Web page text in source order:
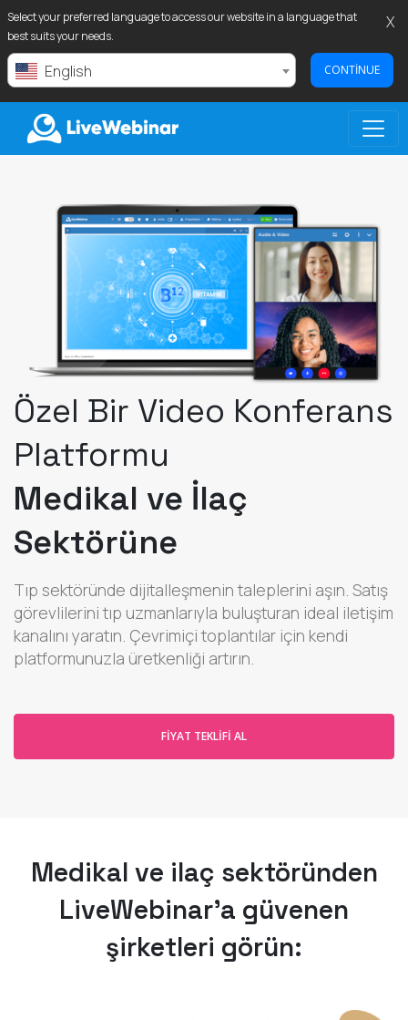
Select your preferred language to access our website in a language that
best suits your needs.
English CONTINUE
X
Özel Bir Video Konferans
Platformu
Medikal ve İlaç
Sektörüne
Tıp sektöründe dijitalleşmenin taleplerini aşın. Satış
görevlilerini tıp uzmanlarıyla buluşturan ideal iletişim
kanalını yaratın. Çevrimiçi toplantılar için kendi
platformunuzla üretkenliği artırın.
FIYAT TEKLIFI AL
Medikal ve ilaç sektöründen
LiveWebinar'a güvenen
şirketleri görün: